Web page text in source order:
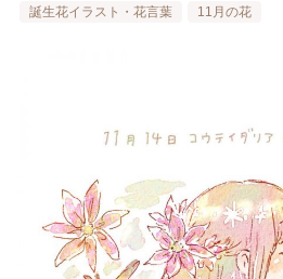
誕生花イラスト・花言葉
11月の花